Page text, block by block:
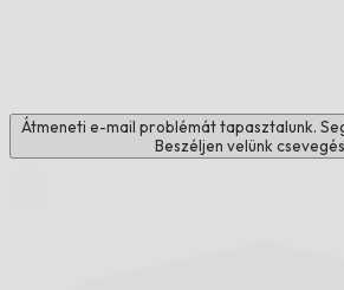
Átmeneti e-mail problémát tapasztalunk.
Beszéljen velünk